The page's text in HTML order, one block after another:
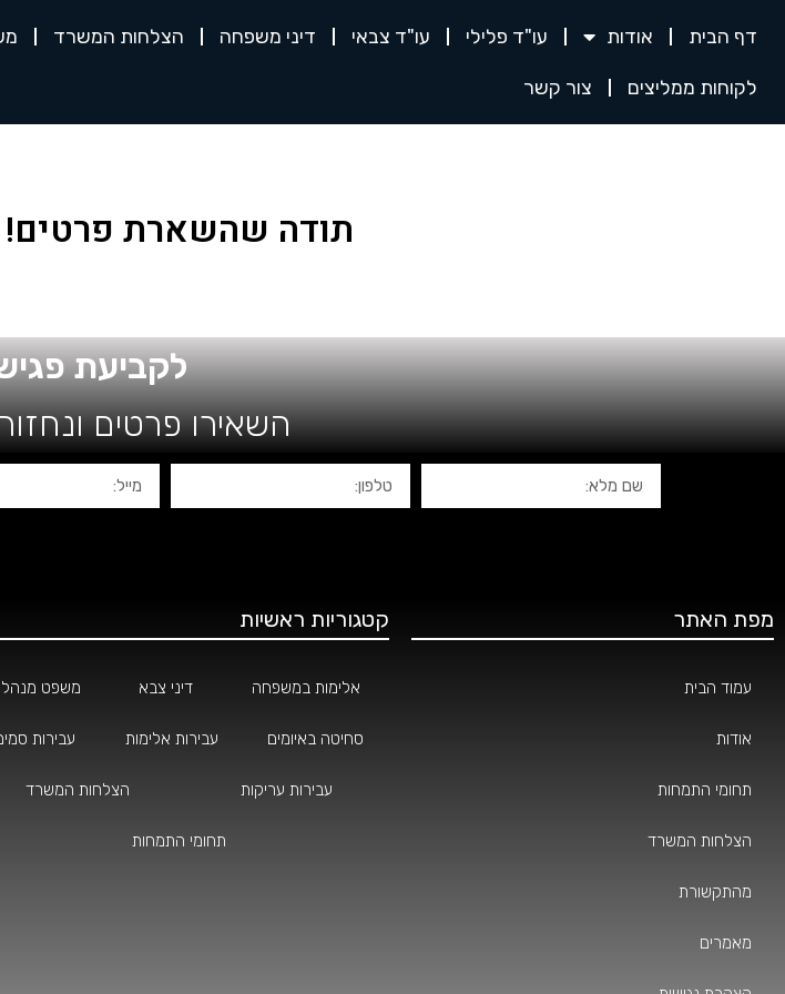
דף הבית אודות עו"ד פלילי עו"ד צבאי דיני משפחה הצלחות המשרד
לקוחות ממליצים צור קשר
תודה שהשארת פרטים!
לקביעת
השאירו פרטים
מפת האתר
עמוד הבית
אודות
תחומי התמחות
הצלחות המשרד
מהתקשורת
מאמרים
קטגוריות ראשיות
אלימות במשפחה דיני צבא משפט מנהלי
סחיטה באיומים עבירות אלימות עבירות
עבירות עריקות הצלחות המשרד
תחומי התמחות